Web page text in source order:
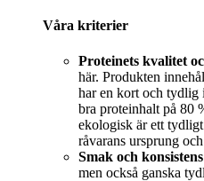
Våra kriterier
Proteinets kvalitet
här. Produkten
har en kort och tydlig
bra proteinhalt på 80
ekologisk är ett
råvarans ursprung
Smak och
men också ganska